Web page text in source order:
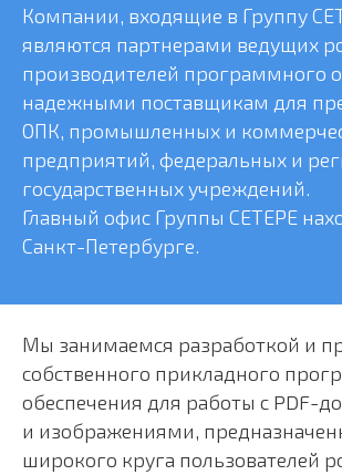
Компании, входящие в Группу
являются партнерами ведущих
производителей программного
надежными поставщикам для
ОПК, промышленных и
предприятий, федеральных и
государственных учреждений.
Главный офис Группы СЕТЕРЕ
Санкт-Петербурге.
Мы занимаемся разработкой и
собственного прикладного
обеспечения для работы с PDF-
и изображениями,
широкого круга пользователей